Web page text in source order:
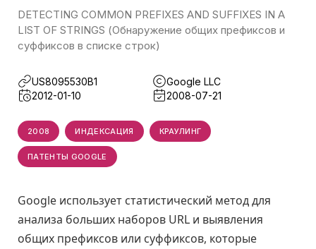
DETECTING COMMON PREFIXES AND SUFFIXES IN A
LIST OF STRINGS (Обнаружение общих префиксов и
суффиксов в списке строк)
US8095530B1
Google LLC
2012-01-10
2008-07-21
2008 ИНДЕКСАЦИЯ КРАУЛИНГ
ПАТЕНТЫ GOOGLE
Google использует статистический метод для
анализа больших наборов URL и выявления
общих префиксов или суффиксов, которые